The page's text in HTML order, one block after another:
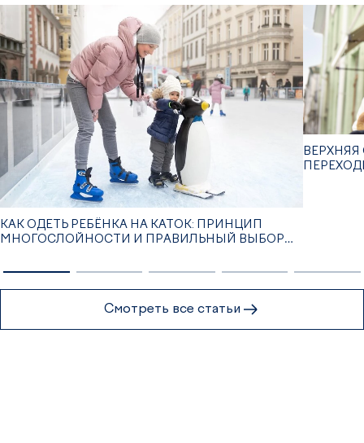
КАК ОДЕТЬ РЕБЁНКА НА КАТОК: ПРИНЦИП
МНОГОСЛОЙНОСТИ И ПРАВИЛЬНЫЙ ВЫБОР
Смотреть все статьи